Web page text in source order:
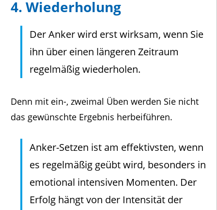
4. Wiederholung
Der Anker wird erst wirksam, wenn Sie
ihn über einen längeren Zeitraum
regelmäßig wiederholen.
Denn mit ein-, zweimal Üben werden Sie nicht
das gewünschte Ergebnis herbeiführen.
Anker-Setzen ist am effektivsten, wenn
es regelmäßig geübt wird, besonders in
emotional intensiven Momenten. Der
Erfolg hängt von der Intensität der